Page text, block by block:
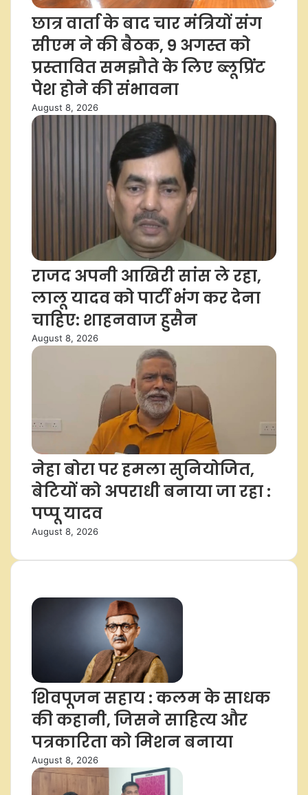
छात्र वार्ता के बाद चार मंत्रियों संग
सीएम ने की बैठक, 9 अगस्त को
प्रस्तावित समझौते के लिए ब्लूप्रिंट
पेश होने की संभावना
August 8, 2026
राजद अपनी आखिरी सांस ले रहा,
लालू यादव को पार्टी भंग कर देना
चाहिए: शाहनवाज हुसैन
August 8, 2026
नेहा बोरा पर हमला सुनियोजित,
बेटियों को अपराधी बनाया जा रहा :
पप्पू यादव
August 8, 2026
शिवपूजन सहाय : कलम के साधक
की कहानी, जिसने साहित्य और
पत्रकारिता को मिशन बनाया
August 8, 2026